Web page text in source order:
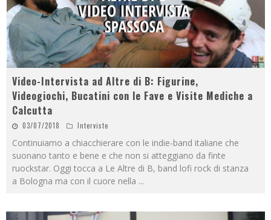
Video-Intervista ad Altre di B: Figurine,
Videogiochi, Bucatini con le Fave e Visite Mediche a
Calcutta
03/07/2018 Interviste
Continuiamo a chiacchierare con le indie-band italiane che
suonano tanto e bene e che non si atteggiano da finte
ruockstar. Oggi tocca a Le Altre di B, band lofi rock di stanza
a Bologna ma con il cuore nella ...